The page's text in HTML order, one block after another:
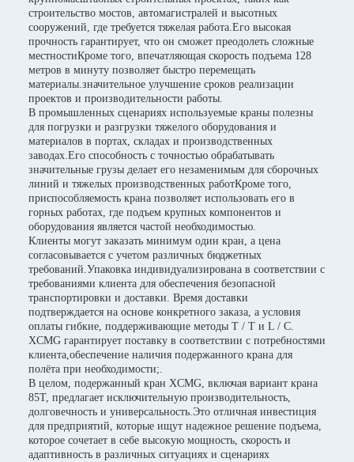
строительство мостов, автомагистралей и высотных
сооружений, где требуется тяжелая работа.Его высокая
прочность гарантирует, что он сможет преодолеть сложные
местностиКроме того, впечатляющая скорость подъема 128
метров в минуту позволяет быстро перемещать
материалы.значительное улучшение сроков реализации
проектов и производительности работы.
В промышленных сценариях используемые краны полезны
для погрузки и разгрузки тяжелого оборудования и
материалов в портах, складах и производственных
заводах.Его способность с точностью обрабатывать
значительные грузы делает его незаменимым для сборочных
линий и тяжелых производственных работКроме того,
приспособляемость крана позволяет использовать его в
горных работах, где подъем крупных компонентов и
оборудования является частой необходимостью.
Клиенты могут заказать минимум один кран, а цена
согласовывается с учетом различных бюджетных
требований.Упаковка индивидуализирована в соответствии с
требованиями клиента для обеспечения безопасной
транспортировки и доставки. Время доставки
подтверждается на основе конкретного заказа, а условия
оплаты гибкие, поддерживающие методы T / T и L / C.
XCMG гарантирует поставку в соответствии с потребностями
клиента,обеспечение наличия подержанного крана для
полёта при необходимости;.
В целом, подержанный кран XCMG, включая вариант крана
85T, предлагает исключительную производительность,
долговечность и универсальность.Это отличная инвестиция
для предприятий, которые ищут надежное решение подъема,
которое сочетает в себе высокую мощность, скорость и
адаптивность в различных ситуациях и сценариях